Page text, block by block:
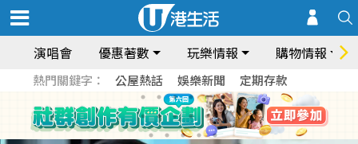
演唱會 優惠著數 玩樂情報 購物情報
熱門關鍵字： 公屋熱話 娛樂新聞 定期存款